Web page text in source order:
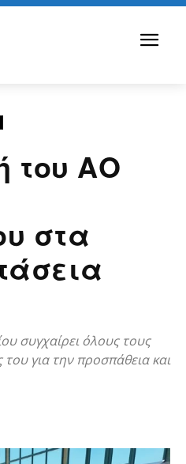
του ΑΟ
στα
συγχαίρει όλους τους
του για την προσπάθεια και